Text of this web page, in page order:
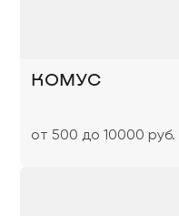
КОМУС
от 500 до 10000 руб.